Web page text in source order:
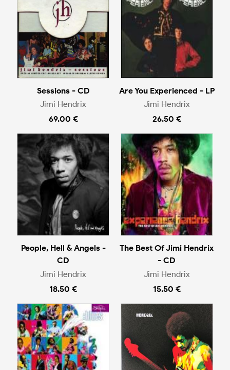
Sessions - CD
Jimi Hendrix
69.00 €
Are You Experienced - LP
Jimi Hendrix
26.50 €
People, Hell & Angels -
CD
Jimi Hendrix
18.50 €
The Best Of Jimi Hendrix
- CD
Jimi Hendrix
15.50 €